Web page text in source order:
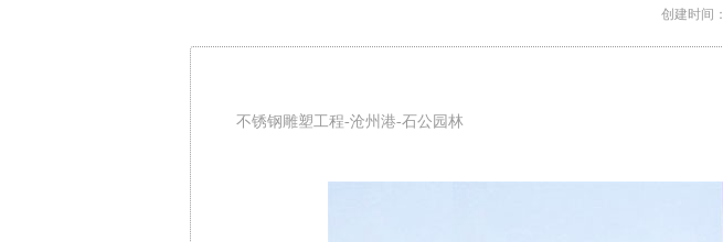
不锈钢雕塑工程-沧州港-石公园林
创建时间：